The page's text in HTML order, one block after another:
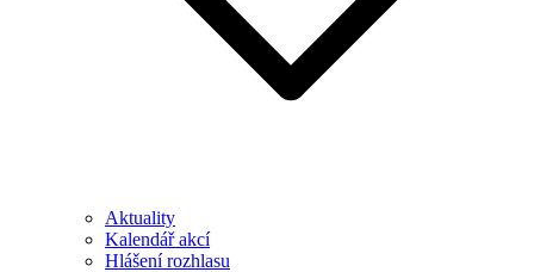
Aktuality
Kalendář akcí
Hlášení rozhlasu